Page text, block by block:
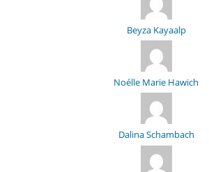
Beyza Kayaalp
Noélle Marie Hawich
Dalina Schambach